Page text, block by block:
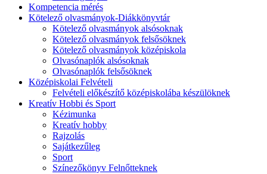
Kompetencia mérés
Kötelező olvasmányok-Diákkönyvtár
Kötelező olvasmányok alsósoknak
Kötelező olvasmányok felsősöknek
Kötelező olvasmányok középiskola
Olvasónaplók alsósoknak
Olvasónaplók felsősöknek
Középiskolai Felvételi
Felvételi előkészítő középiskolába készülöknek
Kreatív Hobbi és Sport
Kézimunka
Kreatív hobby
Rajzolás
Sajátkezűleg
Sport
Színezőkönyv Felnőtteknek